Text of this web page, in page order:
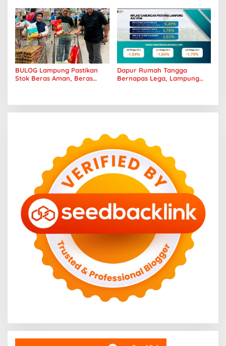
BULOG Lampung Pastikan
Stok Beras Aman, Beras
Dapur Rumah Tangga
Bernapas Lega, Lampung